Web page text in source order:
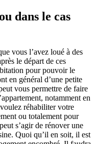
dans le cas
vous l’avez loué à des
le départ de ces
pour pouvoir le
en général d’une petite
vous permettre de faire
notamment en
réhabiliter votre
ou totalement pour
s’agir de rénover une
Quoi qu’il en soit, il est